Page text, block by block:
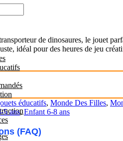
de dinosaures, le jouet
idéal pour des heures de jeu
éducatifs, Monde Des Filles,
5 ans,Enfant 6-8 ans
(FAQ)